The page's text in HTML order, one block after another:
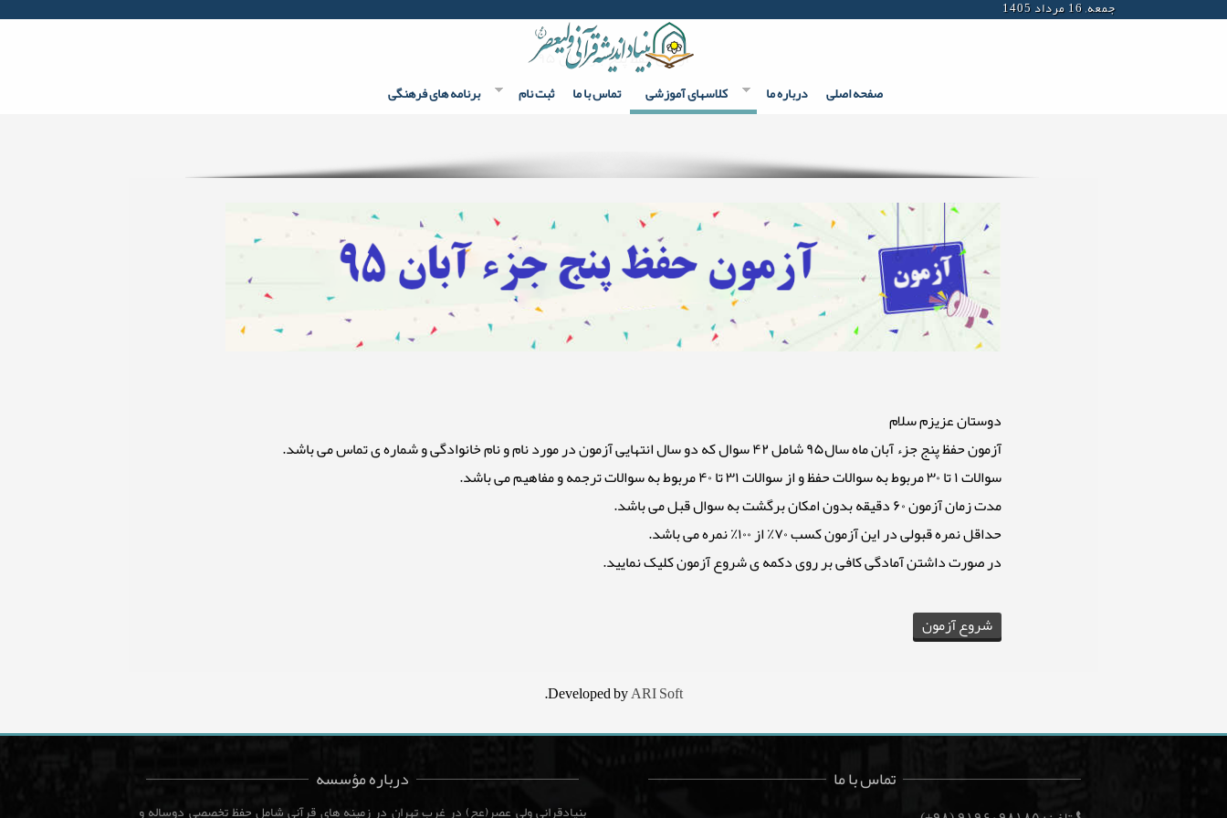
جمعه, 16 مرداد 1405 FacebookTwitter gplusYoutube rss
صفحه اصلی درباره ما کلاسهای آموزشی تماس با ما ثبت نام برنامه های فرهنگی
آزمون حفظ پنج جزء آبان ۹۵
دوستان عزیزم سلام
آزمون حفظ پنج جزء آبان ماه سال۹۵ شامل ۴۲ سوال که دو سال انتهایی آزمون در مورد نام و نام خانوادگی و شماره ی تماس می باشد.
سوالات ۱ تا ۳۰ مربوط به سوالات حفظ و از سوالات ۳۱ تا ۴۰ مربوط به سوالات ترجمه و مفاهیم می باشد.
مدت زمان آزمون ۶۰ دقیقه بدون امکان برگشت به سوال قبل می باشد.
حداقل نمره قبولی در این آزمون کسب ۷۰٪ از ۱۰۰٪ نمره می باشد.
در صورت داشتن آمادگی کافی بر روی دکمه ی شروع آزمون کلیک نمایید.
Developed byARI Soft
.
تماس با ما درباره مؤسسه
بنیادقرانی ولی عصر(عج) در غرب تهران در زمینه های قرآنی شامل حفظ تخصصی دوساله و